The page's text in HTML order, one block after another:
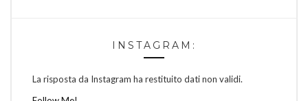
INSTAGRAM:
La risposta da Instagram ha restituito dati non validi.